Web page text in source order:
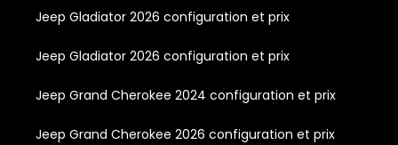
Jeep Gladiator 2026 configuration et prix
Jeep Gladiator 2026 configuration et prix
Jeep Grand Cherokee 2024 configuration et prix
Jeep Grand Cherokee 2026 configuration et prix